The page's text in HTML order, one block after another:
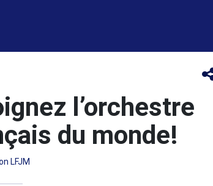
l’orchestre
du monde!
LFJM